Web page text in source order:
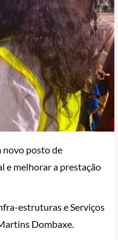
novo posto de
e melhorar a prestação
estruturas e Serviços
Dombaxe.